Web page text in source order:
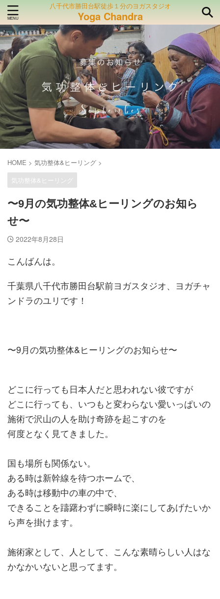
八千代市勝田台駅徒歩１分のヨガスタジオ
Yoga Chandra
HOME > 気功整体&ヒーリング >
気功整体&ヒーリング
〜9月の気功整体&ヒーリングのお知ら
せ〜
2022年8月28日
こんばんは。
千葉県八千代市勝田台駅前ヨガスタジオ、ヨガチャ
ンドラのユリです！
〜9月の気功整体&ヒーリングのお知らせ〜
どこに行っても日本人だと思われない彼ですが
どこに行っても、いつもと変わらない愛いっぱいの
施術で沢山の人を助け奇跡を起こすのを
何度となく見てきました。
国も場所も関係ない。
ある時は新幹線を待つホームで、
ある時は移動中の車の中で、
できることを躊躇わずに瞬時に楽にしてあげたいか
ら声を掛けます。
施術家として、人として、こんな素晴らしい人はな
かなかいないと思ってます。